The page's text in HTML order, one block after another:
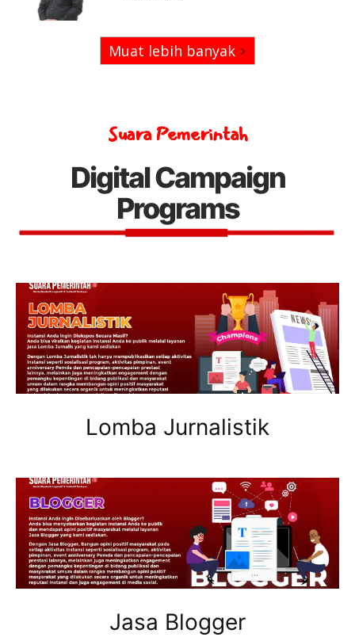
Muat lebih banyak
Suara Pemerintah
Digital Campaign
Programs
Lomba Jurnalistik
Jasa Blogger